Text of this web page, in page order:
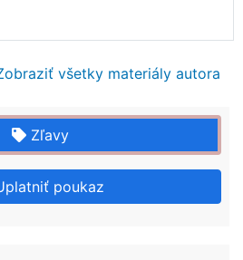
všetky materiály autora
Zľavy
poukaz